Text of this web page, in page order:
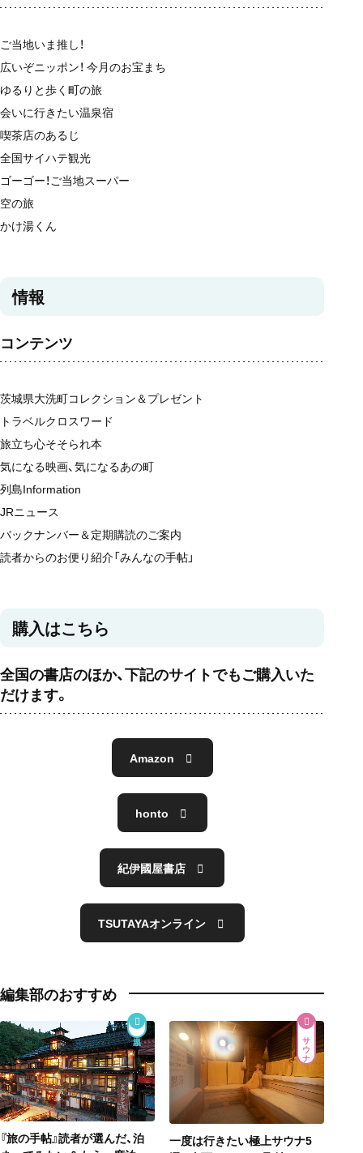
ご当地いま推し！
広いぞニッポン！ 今月のお宝まち
ゆるりと歩く町の旅
会いに行きたい温泉宿
喫茶店のあるじ
全国サイハテ観光
ゴーゴー！ご当地スーパー
空の旅
かけ湯くん
情報
コンテンツ
茨城県大洗町コレクション＆プレゼント
トラベルクロスワード
旅立ち心そそられ本
気になる映画、気になるあの町
列島Information
JRニュース
バックナンバー＆定期購読のご案内
読者からのお便り紹介「みんなの手帖」
購入はこちら
全国の書店のほか、下記のサイトでもご購入いた
だけます。
Amazon
honto
紀伊國屋書店
TSUTAYAオンライン
編集部のおすすめ
『旅の手帖』読者が選んだ、泊
サウナ
一度は行きたい極上サウナ5